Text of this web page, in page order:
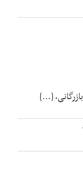
[...]